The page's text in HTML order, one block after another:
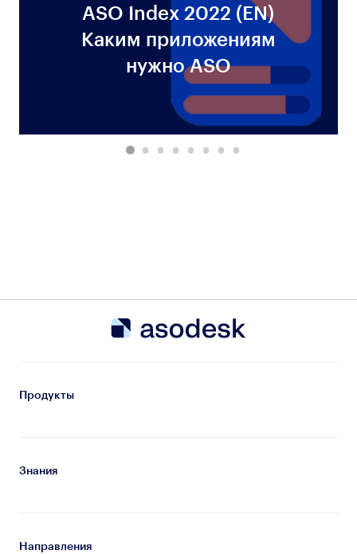
ASO Index 2022 (EN)
Каким приложениям
нужно ASO
Продукты
Знания
Направления